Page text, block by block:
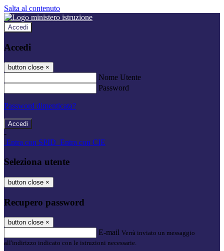
Salta al contenuto
Accedi
Accedi
button close ×
Nome Utente
Password
Password dimenticata?
-
Entra con SPID Entra con CIE
Seleziona utente
button close ×
Recupero password
button close ×
E-mail Verrà inviato un messaggio
all'indirizzo indicato con le istruzioni necessarie.